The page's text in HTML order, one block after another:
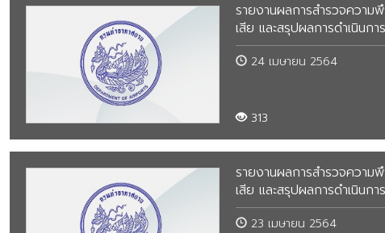
ป
น
เ
ส
แ
โ
ก
น
ก
ภ
แ
น
ก
น
ข้
ก
ก
ป
น
โ
โ
ก
ป
รายงานผลการสำรวจความ
เสีย และสรุปผลการดำเนินกา
24 เมษายน 2564
313
รายงานผลการสำรวจความ
เสีย และสรุปผลการดำเนินกา
23 เมษายน 2564